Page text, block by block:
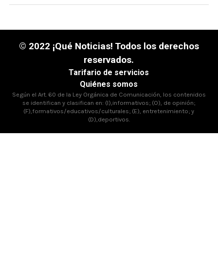
© 2022 ¡Qué Noticias! Todos los derechos
reservados.
Tarifario de servicios
Quiénes somos
Según el Art. 60 de la Ley Orgánica de Comunicación, los contenidos
se identifican y clasifican en: (I),informativos; (O), de opinión;
(F),formativos/educativos/culturales; (E), entretenimiento; y
(D),deportivos.